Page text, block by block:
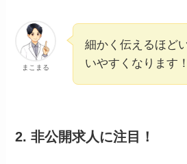
まこまる
細かく伝えるほど
いやすくなります！
2.非公開求人に注目！